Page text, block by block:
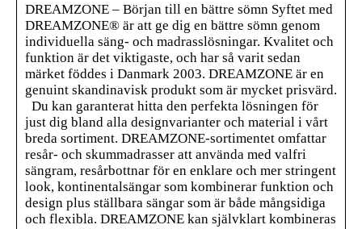
DREAMZONE – Början till en bättre sömn Syftet med
DREAMZONE® är att ge dig en bättre sömn genom
individuella säng- och madrasslösningar. Kvalitet och
funktion är det viktigaste, och har så varit sedan
märket föddes i Danmark 2003. DREAMZONE är en
genuint skandinavisk produkt som är mycket prisvärd.
Du kan garanterat hitta den perfekta lösningen för
just dig bland alla designvarianter och material i vårt
breda sortiment. DREAMZONE-sortimentet omfattar
resår- och skummadrasser att använda med valfri
sängram, resårbottnar för en enklare och mer stringent
look, kontinentalsängar som kombinerar funktion och
design plus ställbara sängar som är både mångsidiga
och flexibla. DREAMZONE kan självklart kombineras